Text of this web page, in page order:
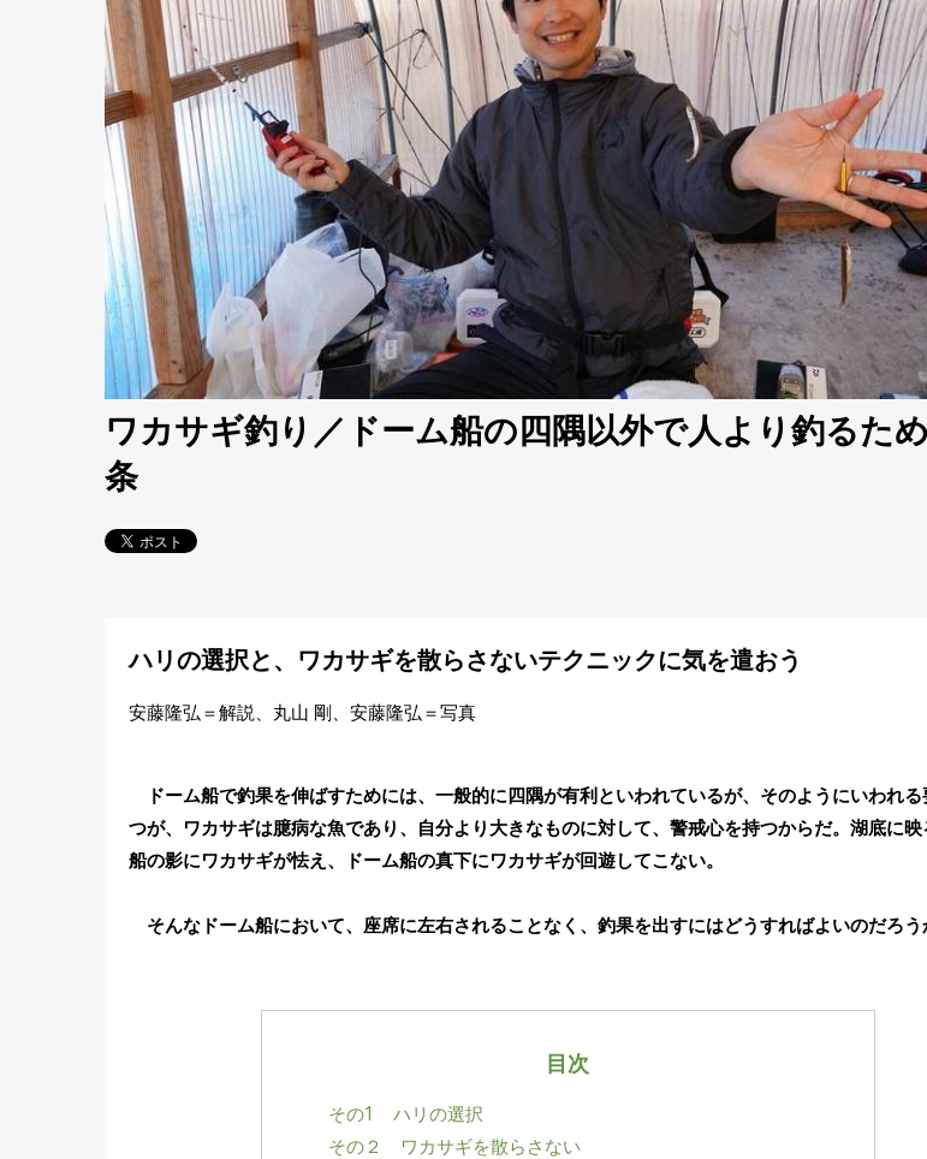
ワカサギ釣り／ドーム船の四隅以外で人より釣るた
条
ハリの選択と、ワカサギを散らさないテクニックに気を遣おう
安藤隆弘＝解説、丸山 剛、安藤隆弘＝写真
ドーム船で釣果を伸ばすためには、一般的に四隅が有利といわれているが、そのようにいわれる
つが、ワカサギは臆病な魚であり、自分より大きなものに対して、警戒心を持つからだ。湖底に
船の影にワカサギが怯え、ドーム船の真下にワカサギが回遊してこない。
そんなドーム船において、座席に左右されることなく、釣果を出すにはどうすればよいのだろう
目次
その1 ハリの選択
その２ ワカサギを散らさない